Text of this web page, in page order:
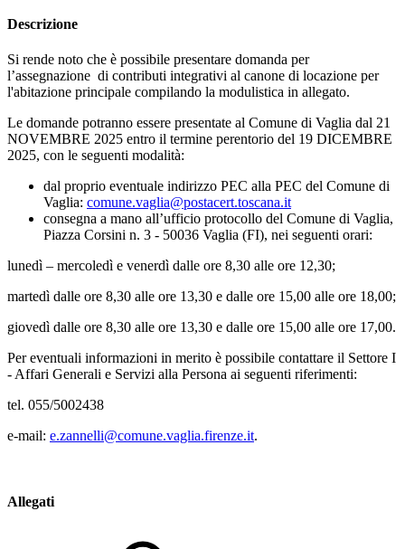
Descrizione
Si rende noto che è possibile presentare domanda per
l’assegnazione di contributi integrativi al canone di locazione per
l'abitazione principale compilando la modulistica in allegato.
Le domande potranno essere presentate al Comune di Vaglia dal 21
NOVEMBRE 2025 entro il termine perentorio del 19 DICEMBRE
2025, con le seguenti modalità:
dal proprio eventuale indirizzo PEC alla PEC del Comune di
Vaglia: comune.vaglia@postacert.toscana.it
consegna a mano all’ufficio protocollo del Comune di Vaglia,
Piazza Corsini n. 3 - 50036 Vaglia (FI), nei seguenti orari:
lunedì – mercoledì e venerdì dalle ore 8,30 alle ore 12,30;
martedì dalle ore 8,30 alle ore 13,30 e dalle ore 15,00 alle ore 18,00;
giovedì dalle ore 8,30 alle ore 13,30 e dalle ore 15,00 alle ore 17,00.
Per eventuali informazioni in merito è possibile contattare il Settore I
- Affari Generali e Servizi alla Persona ai seguenti riferimenti:
tel. 055/5002438
e-mail: e.zannelli@comune.vaglia.firenze.it.
Allegati